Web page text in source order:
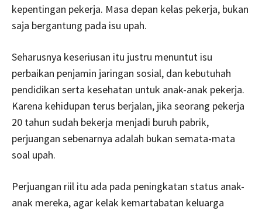
kepentingan pekerja. Masa depan kelas pekerja, bukan
saja bergantung pada isu upah.
Seharusnya keseriusan itu justru menuntut isu
perbaikan penjamin jaringan sosial, dan kebutuhah
pendidikan serta kesehatan untuk anak-anak pekerja.
Karena kehidupan terus berjalan, jika seorang pekerja
20 tahun sudah bekerja menjadi buruh pabrik,
perjuangan sebenarnya adalah bukan semata-mata
soal upah.
Perjuangan riil itu ada pada peningkatan status anak-
anak mereka, agar kelak kemartabatan keluarga